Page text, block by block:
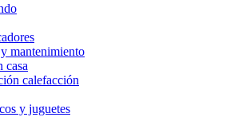
mantenimiento
casa
calefacción
y juguetes